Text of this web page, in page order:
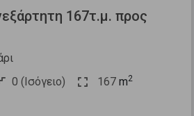
167τ.μ. προς
0 (Ισόγειο) 167 m2